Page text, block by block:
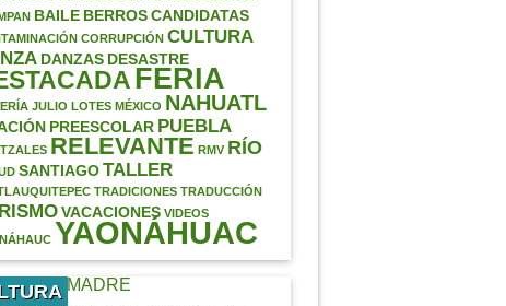
BAILE BERROSCANDIDATAS
CORRUPCIÓN CULTURA
DANZAS DESASTRE
FERIA
JULIO LOTES MÉXICO NAHUATL
PREESCOLAR PUEBLA
RELEVANTE RMV RÍO
SANTIAGOTALLER
TRADICIONES TRADUCCIÓN
VACACIONES VIDEOS
YAONÁHUAC